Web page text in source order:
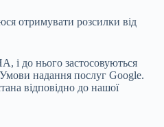
отримувати розсилки від
і до нього застосовуються
надання послуг Google.
відповідно до нашої